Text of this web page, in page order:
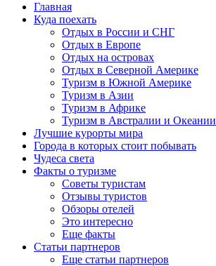
Главная
Куда поехать
Отдых в России и СНГ
Отдых в Европе
Отдых на островах
Отдых в Северной Америке
Туризм в Южной Америке
Туризм в Азии
Туризм в Африке
Туризм в Австралии и Океании
Лучшие курорты мира
Города в которых стоит побывать
Чудеса света
Факты о туризме
Советы туристам
Отзывы туристов
Обзоры отелей
Это интересно
Еще факты
Статьи партнеров
Еще статьи партнеров